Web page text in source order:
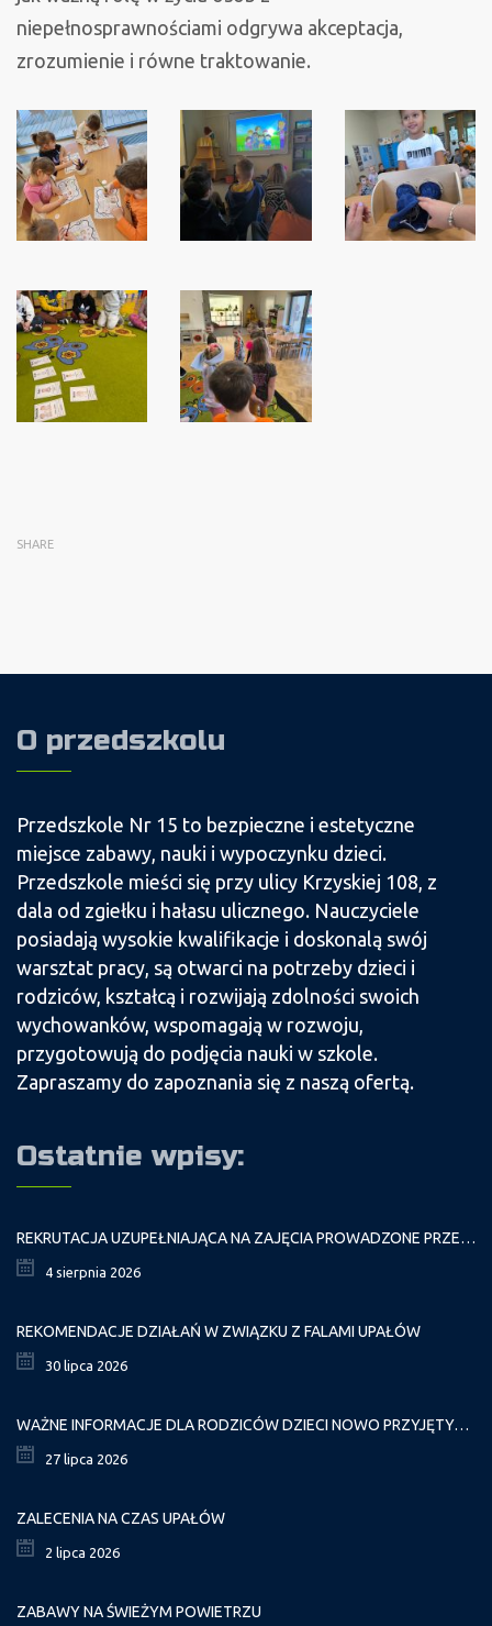
niepełnosprawnościami odgrywa akceptacja,
zrozumienie i równe traktowanie.
SHARE
O przedszkolu
Przedszkole Nr 15 to bezpieczne i estetyczne
miejsce zabawy, nauki i wypoczynku dzieci.
Przedszkole mieści się przy ulicy Krzyskiej 108, z
dala od zgiełku i hałasu ulicznego. Nauczyciele
posiadają wysokie kwalifikacje i doskonalą swój
warsztat pracy, są otwarci na potrzeby dzieci i
rodziców, kształcą i rozwijają zdolności swoich
wychowanków, wspomagają w rozwoju,
przygotowują do podjęcia nauki w szkole.
Zapraszamy do zapoznania się z naszą ofertą.
Ostatnie wpisy:
REKRUTACJA UZUPEŁNIAJĄCA NA ZAJĘCIA PROWADZONE PRZEZ PAŁAC MŁODZIEŻY W ROKU SZKOLNYM 2026/2027
4 sierpnia 2026
REKOMENDACJE DZIAŁAŃ W ZWIĄZKU Z FALAMI UPAŁÓW
30 lipca 2026
WAŻNE INFORMACJE DLA RODZICÓW DZIECI NOWO PRZYJĘTYCH GR. I
27 lipca 2026
ZALECENIA NA CZAS UPAŁÓW
2 lipca 2026
ZABAWY NA ŚWIEŻYM POWIETRZU